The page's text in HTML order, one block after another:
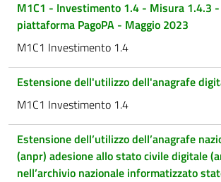
M1C1 - Investimento 1.4 - Misura 1.4.3
piattaforma PagoPA - Maggio 2023
M1C1 Investimento 1.4
Estensione dell'utilizzo dell'anagrafe
M1C1 Investimento 1.4
Estensione dell’utilizzo dell’anagrafe
(anpr) adesione allo stato civile digitale
nell’archivio nazionale informatizzato